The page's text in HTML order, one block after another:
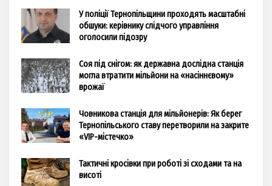
У поліції Тернопільщини проходять масштабні
обшуки: керівнику слідчого управління
оголосили підозру
Соя під снігом: як державна дослідна станція
могла втратити мільйони на «насіннєвому»
врожаї
Човникова станція для мільйонерів: Як берег
Тернопільського ставу перетворили на закрите
«VIP-містечко»
Тактичні кросівки при роботі зі сходами та на
висоті